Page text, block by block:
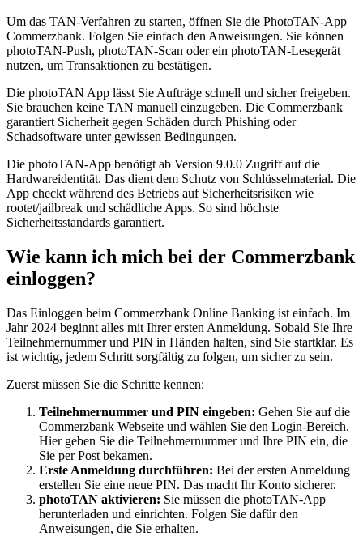
Um das TAN-Verfahren zu starten, öffnen Sie die PhotoTAN-App
Commerzbank. Folgen Sie einfach den Anweisungen. Sie können
photoTAN-Push, photoTAN-Scan oder ein photoTAN-Lesegerät
nutzen, um Transaktionen zu bestätigen.
Die photoTAN App lässt Sie Aufträge schnell und sicher freigeben.
Sie brauchen keine TAN manuell einzugeben. Die Commerzbank
garantiert Sicherheit gegen Schäden durch Phishing oder
Schadsoftware unter gewissen Bedingungen.
Die photoTAN-App benötigt ab Version 9.0.0 Zugriff auf die
Hardwareidentität. Das dient dem Schutz von Schlüsselmaterial. Die
App checkt während des Betriebs auf Sicherheitsrisiken wie
rootet/jailbreak und schädliche Apps. So sind höchste
Sicherheitsstandards garantiert.
Wie kann ich mich bei der Commerzbank
einloggen?
Das Einloggen beim Commerzbank Online Banking ist einfach. Im
Jahr 2024 beginnt alles mit Ihrer ersten Anmeldung. Sobald Sie Ihre
Teilnehmernummer und PIN in Händen halten, sind Sie startklar. Es
ist wichtig, jedem Schritt sorgfältig zu folgen, um sicher zu sein.
Zuerst müssen Sie die Schritte kennen:
Teilnehmernummer und PIN eingeben: Gehen Sie auf die
Commerzbank Webseite und wählen Sie den Login-Bereich.
Hier geben Sie die Teilnehmernummer und Ihre PIN ein, die
Sie per Post bekamen.
Erste Anmeldung durchführen: Bei der ersten Anmeldung
erstellen Sie eine neue PIN. Das macht Ihr Konto sicherer.
photoTAN aktivieren: Sie müssen die photoTAN-App
herunterladen und einrichten. Folgen Sie dafür den
Anweisungen, die Sie erhalten.